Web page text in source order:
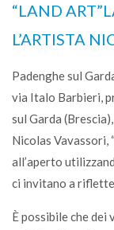
“LAND
L’ARTISTA
Padenghe sul
via Italo Barbieri,
sul Garda
Nicolas Vavassori,
all’aperto
ci invitano a
È possibile che dei